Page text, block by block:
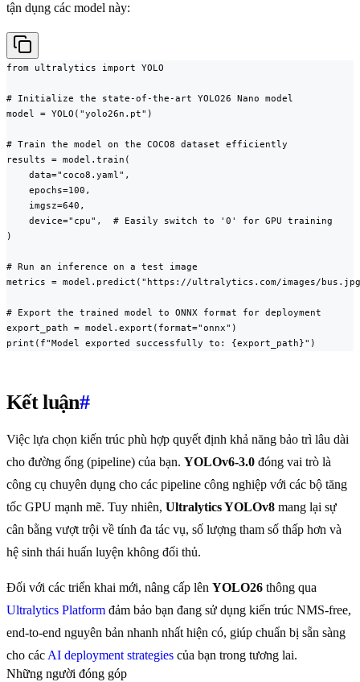
tận dụng các model này:
from ultralytics import YOLO
# Initialize the state-of-the-art YOLO26 Nano model
model = YOLO("yolo26n.pt")
# Train the model on the COCO8 dataset efficiently
results = model.train(
    data="coco8.yaml",
    epochs=100,
    imgsz=640,
    device="cpu",  # Easily switch to '0' for GPU training
)
# Run an inference on a test image
metrics = model.predict("https://ultralytics.com/images/
# Export the trained model to ONNX format for deployment
export_path = model.export(format="onnx")
print(f"Model exported successfully to: {export_path}")
Kết luận#
Việc lựa chọn kiến trúc phù hợp quyết định khả năng bảo trì lâu dài
cho đường ống (pipeline) của bạn. YOLOv6-3.0 đóng vai trò là
công cụ chuyên dụng cho các pipeline công nghiệp với các bộ tăng
tốc GPU mạnh mẽ. Tuy nhiên, Ultralytics YOLOv8 mang lại sự
cân bằng vượt trội về tính đa tác vụ, số lượng tham số thấp hơn và
hệ sinh thái huấn luyện không đối thủ.
Đối với các triển khai mới, nâng cấp lên YOLO26 thông qua
Ultralytics Platform đảm bảo bạn đang sử dụng kiến trúc NMS-free,
end-to-end nguyên bản nhanh nhất hiện có, giúp chuẩn bị sẵn sàng
cho các AI deployment strategies của bạn trong tương lai.
Những người đóng góp